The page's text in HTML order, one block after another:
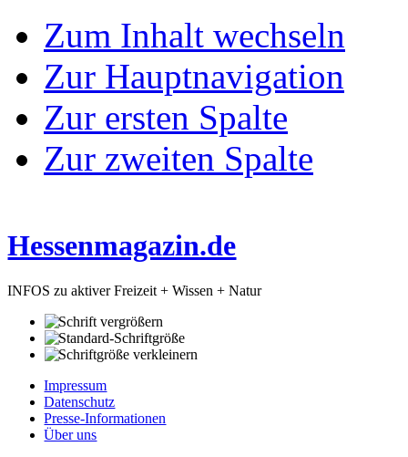
Zum Inhalt wechseln
Zur Hauptnavigation
Zur ersten Spalte
Zur zweiten Spalte
Hessenmagazin.de
INFOS zu aktiver Freizeit + Wissen + Natur
Impressum
Datenschutz
Presse-Informationen
Über uns